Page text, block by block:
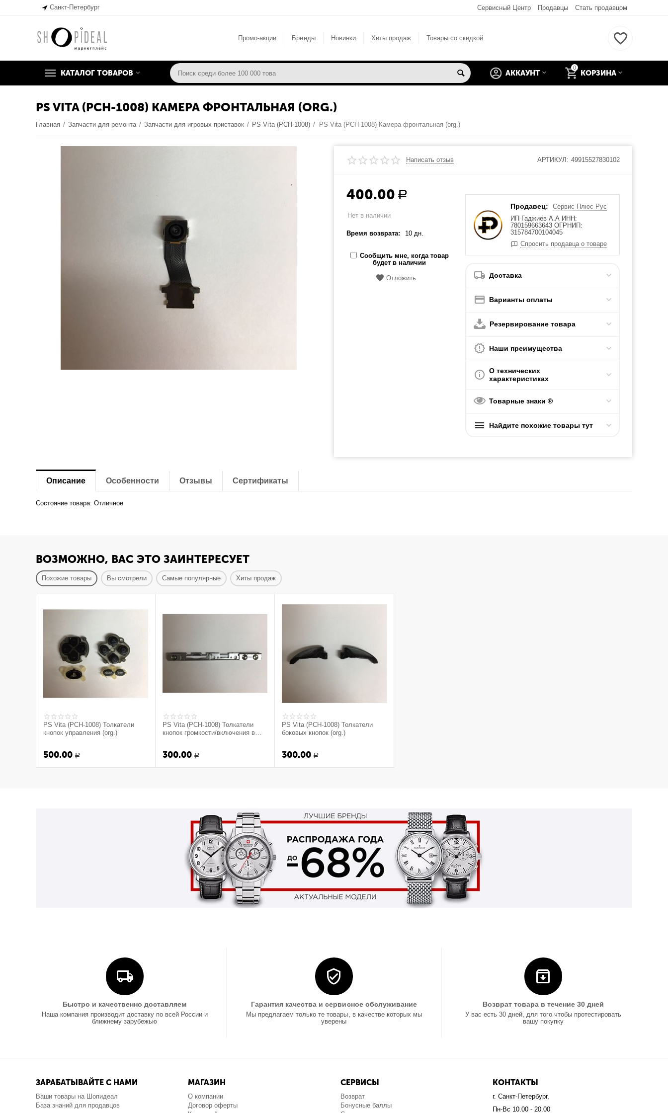
Санкт-Петербург Сервисный Центр Продавцы Стать продавцом
Промо-акции Бренды Новинки Хиты продаж Товары со скидкой
КАТАЛОГ ТОВАРОВ
0
КОРЗИНА
АККАУНТ
PS VITA (PCH-1008) КАМЕРА ФРОНТАЛЬНАЯ (ORG.)
Главная / Запчасти для ремонта / Запчасти для игровых приставок / PS Vita (PCH-1008) / PS Vita (PCH-1008) Камера фронтальная (org.)
Написать отзыв АРТИКУЛ: 49915527830102
400.00 Р
Нет в наличии
Время возврата: 10 дн.
Сообщить мне, когда товар
будет в наличии
Отложить
Продавец:
Сервис Плюс Рус
ИП Гаджиев А.А ИНН:
780159663643 ОГРНИП:
315784700104045
Спросить продавца о товаре
Доставка
Варианты оплаты
Резервирование товара
Наши преимущества
О технических
характеристиках
Товарные знаки ®
Найдите похожие товары тут
Описание Особенности Отзывы Сертификаты
Состояние товара: Отличное
ВОЗМОЖНО, ВАС ЭТО ЗАИНТЕРЕСУЕТ
Похожие товары Вы смотрели Самые популярные Хиты продаж
PS Vita (PCH-1008) Толкатели
кнопок управления (org.)
500.00 Р
PS Vita (PCH-1008) Толкатели
кнопок громкости/включения в
300.00 Р
PS Vita (PCH-1008) Толкатели
боковых кнопок (org.)
300.00 Р
Быстро и качественно доставляем
Наша компания производит доставку по всей России и
ближнему зарубежью
Гарантия качества и сервисное обслуживание
Мы предлагаем только те товары, в качестве которых мы
уверены
Возврат товара в течение 30 дней
У вас есть 30 дней, для того чтобы протестировать
вашу покупку
ЗАРАБАТЫВАЙТЕ С НАМИ
Ваши товары на Шопидеал
База знаний для продавцов
МАГАЗИН
О компании
Договор оферты
СЕРВИСЫ
Возврат
Бонусные баллы
КОНТАКТЫ
г. Санкт-Петербург,
Пн-Вс 10.00 - 20.00